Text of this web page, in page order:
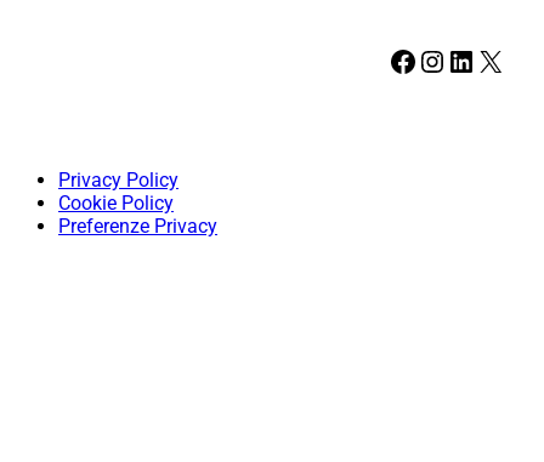
Facebook Instagram LinkedIn X
Privacy Policy
Cookie Policy
Preferenze Privacy